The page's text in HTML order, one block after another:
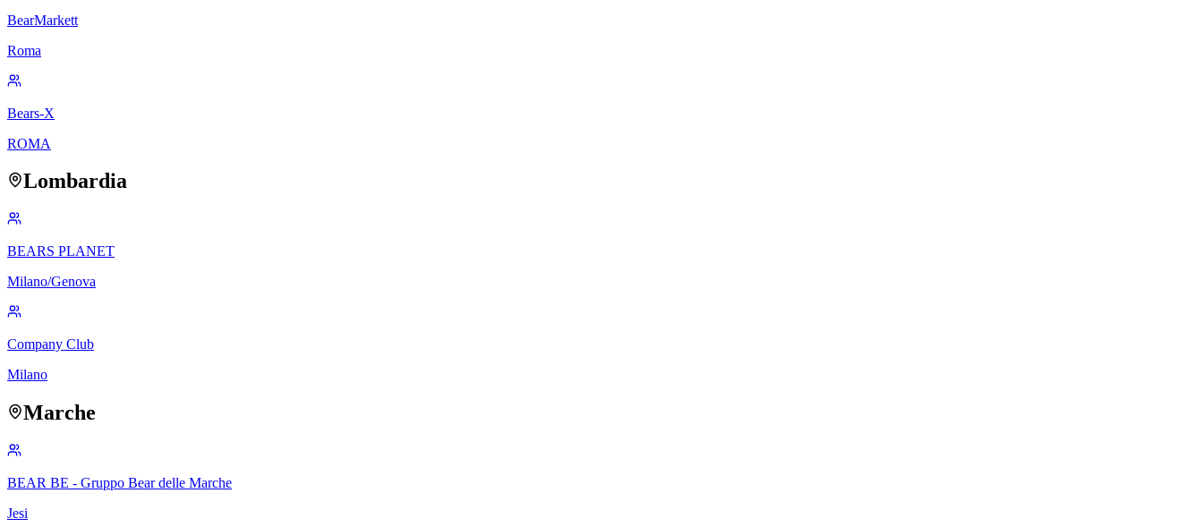
BearMarkett
Roma
Bears-X
ROMA
Lombardia
BEARS PLANET
Milano/Genova
Company Club
Milano
Marche
BEAR BE - Gruppo Bear delle Marche
Jesi